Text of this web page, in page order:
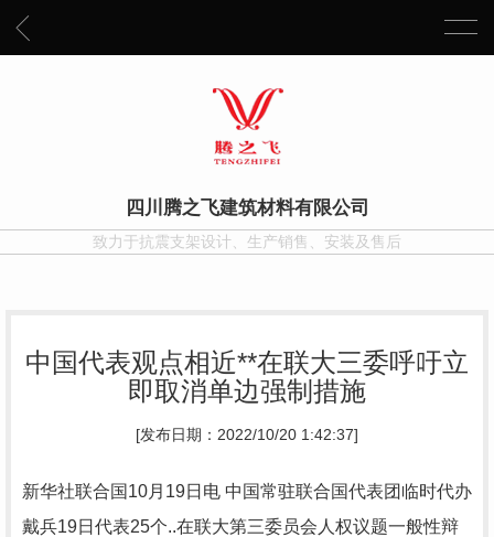
四川腾之飞建筑材料有限公司
致力于抗震支架设计、生产销售、安装及售后
中国代表观点相近**在联大三委呼吁立
即取消单边强制措施
[发布日期：2022/10/20 1:42:37]
新华社联合国10月19日电 中国常驻联合国代表团临时代办
戴兵19日代表25个..在联大第三委员会人权议题一般性辩